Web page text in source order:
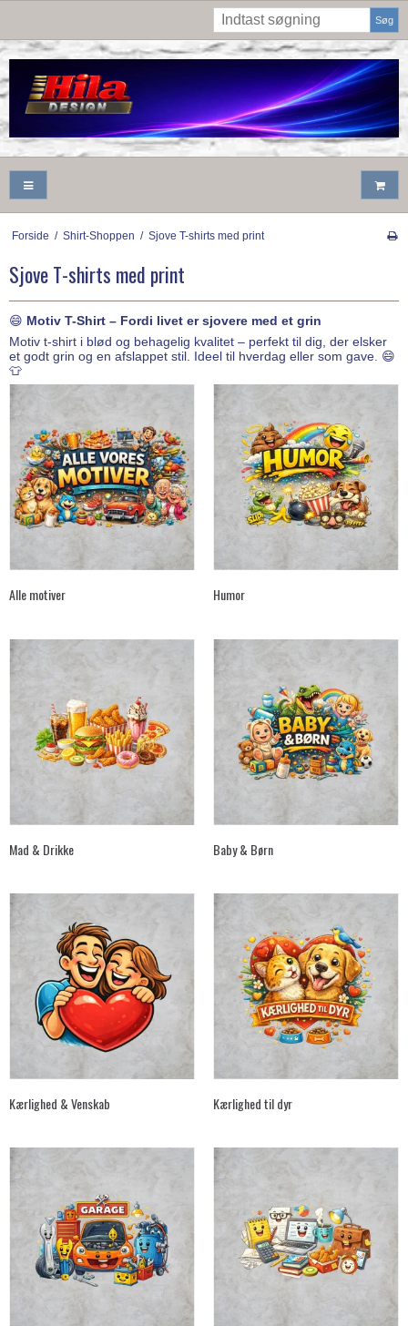
Søg
Forside / Shirt-Shoppen / Sjove T-shirts med print
Sjove T-shirts med print
😄 Motiv T-Shirt – Fordi livet er sjovere med et grin
Motiv t-shirt i blød og behagelig kvalitet – perfekt til dig, der elsker
et godt grin og en afslappet stil. Ideel til hverdag eller som gave. 😄
👕
Alle motiver Humor
Mad & Drikke Baby & Børn
Kærlighed & Venskab Kærlighed til dyr